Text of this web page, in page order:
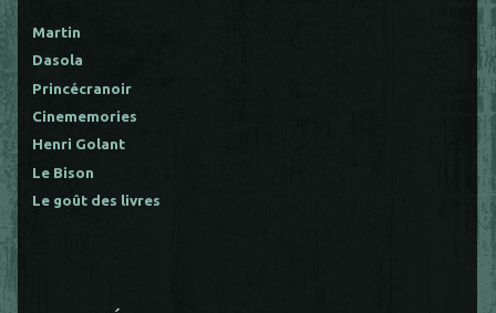
Martin
Dasola
Princécranoir
Cinememories
Henri Golant
Le Bison
Le goût des livres